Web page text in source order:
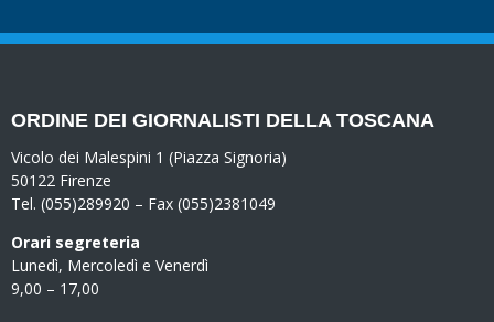
ORDINE DEI GIORNALISTI DELLA TOSCANA
Vicolo dei Malespini 1 (Piazza Signoria)
50122 Firenze
Tel. (055)289920 – Fax (055)2381049
Orari segreteria
Lunedì, Mercoledì e Venerdì
9,00 – 17,00